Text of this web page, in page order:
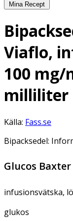
Mina Recept
Viaflo,
100 mg/
milliliter
Källa: Fass.se
Bipacksedel:
Glucos
infusionsvätska,
glukos